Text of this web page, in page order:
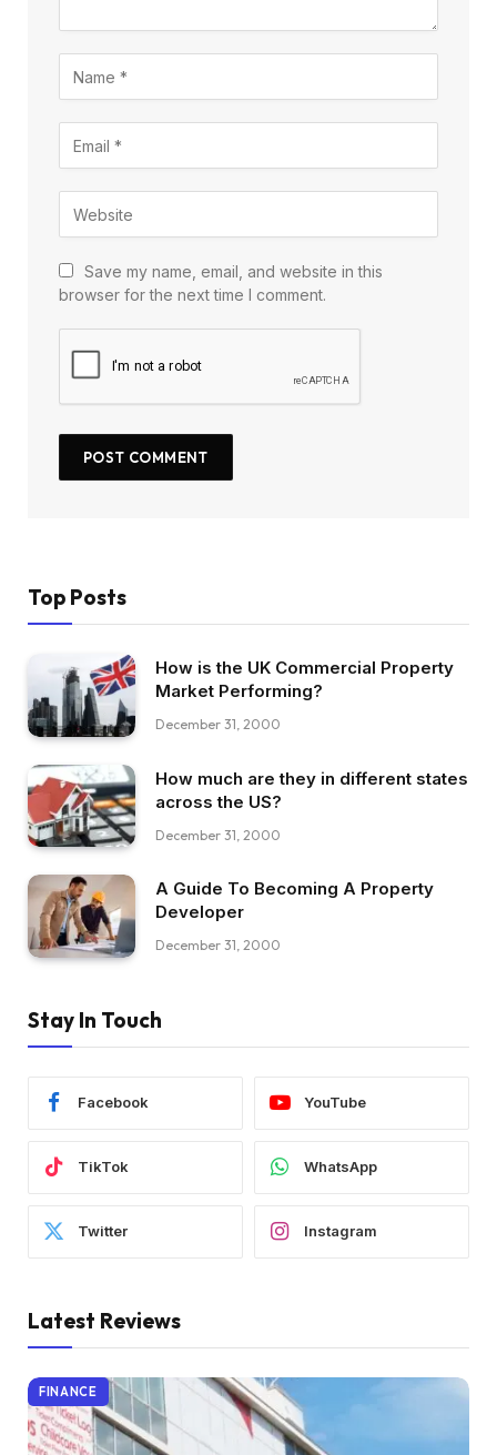
Save my name, email, and website in this
browser for the next time I comment.
Top Posts
How is the UK Commercial Property
Market Performing?
December 31, 2000
How much are they in different states
across the US?
December 31, 2000
A Guide To Becoming A Property
Developer
December 31, 2000
Stay In Touch
Facebook YouTube
TikTok WhatsApp
Twitter Instagram
Latest Reviews
FINANCE